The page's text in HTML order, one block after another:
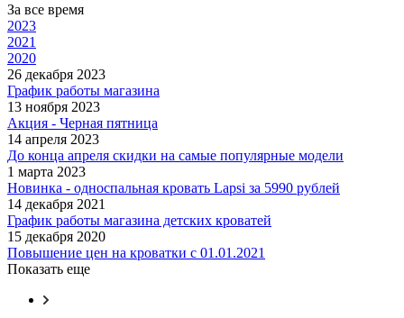
За все время
2023
2021
2020
26 декабря 2023
График работы магазина
13 ноября 2023
Акция - Черная пятница
14 апреля 2023
До конца апреля скидки на самые популярные модели
1 марта 2023
Новинка - односпальная кровать Lapsi за 5990 рублей
14 декабря 2021
График работы магазина детских кроватей
15 декабря 2020
Повышение цен на кроватки с 01.01.2021
Показать еще